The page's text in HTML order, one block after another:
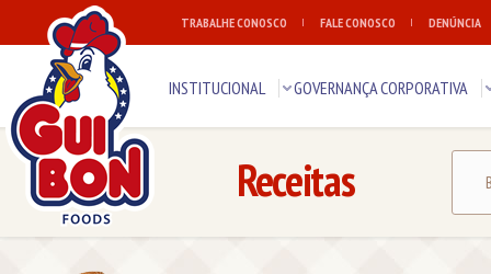
TRABALHE CONOSCO FALE CONOSCO DENÚNCIA
INSTITUCIONAL GOVERNANÇA CORPORATIVA
Receitas